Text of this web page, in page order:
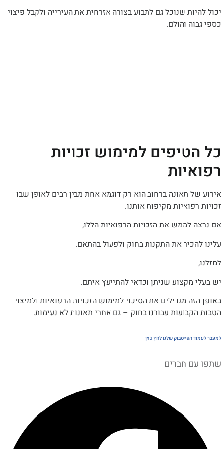
שנוכל גם לתבוע בצורה אזרחית את העירייה ולקבל פיצוי
והולם.
למימוש זכויות
תאונה ברחוב הוא רק דוגמא אחת מבין רבים לאופן שבו
מקיפות אותנו.
את הזכויות הרפואיות הללו,
את התקנות בחוק ולפעול בהתאם.
שניתן וכדאי להתייעץ איתם.
מגדילים את הסיכוי למימוש הזכויות הרפואיות ולמיצוי
עבורנו בחוק – גם אחרי תאונות לא נעימות.
הפייסבוק שלנו לחץ כאן
חברים